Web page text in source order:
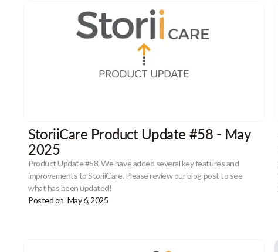
StoriiCare Product Update #58 - May
2025
Product Update #58. We have added several key features and
improvements to StoriiCare. Please review our blog post to see
what has been updated!
Posted on May 6, 2025